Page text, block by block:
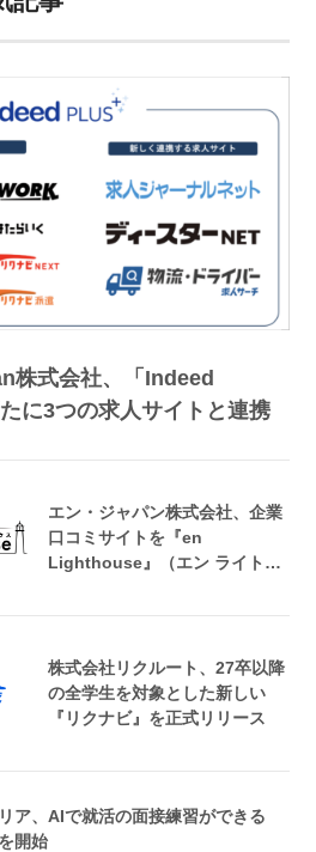
株式会社、「Indeed
に3つの求人サイトと連携
エン・ジャパン株式会社、企業
口コミサイトを『en
Lighthouse』（エン ライトハ
株式会社リクルート、27卒以降
の全学生を対象とした新しい
『リクナビ』を正式リリース
ア、AIで就活の面接練習ができる
開始